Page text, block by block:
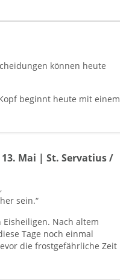
können heute
beginnt heute mit einem
Mai | St. Servatius /
sein.“
Nach altem
Tage noch einmal
die frostgefährliche Zeit